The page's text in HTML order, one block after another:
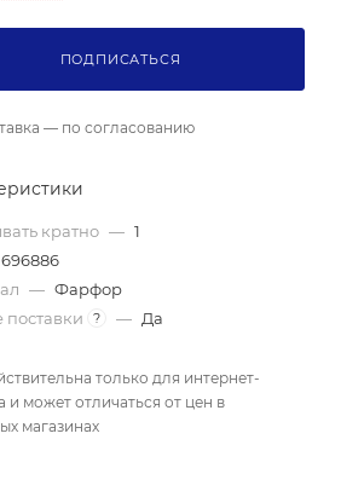
ПОДПИСАТЬСЯ
— по согласованию
кратно — 1
696886
— Фарфор
? — Да
только для интернет-
и может отличаться от цен в
магазинах